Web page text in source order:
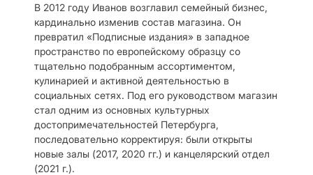
В 2012 году Иванов возглавил семейный бизнес,
кардинально изменив состав магазина. Он
превратил «Подписные издания» в западное
пространство по европейскому образцу со
тщательно подобранным ассортиментом,
кулинарией и активной деятельностью в
социальных сетях. Под его руководством магазин
стал одним из основных культурных
достопримечательностей Петербурга,
последовательно корректируя: были открыты
новые залы (2017, 2020 гг.) и канцелярский отдел
(2021 г.).